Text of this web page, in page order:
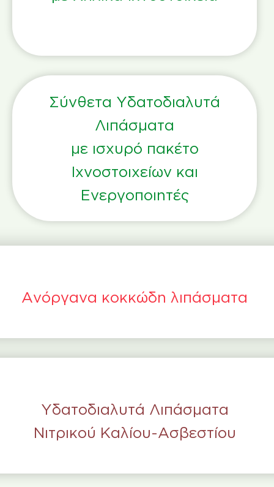
Σύνθετα Υδατοδιαλυτά
Λιπάσματα
με ισχυρό πακέτο
Ιχνοστοιχείων και
Ενεργοποιητές
Ανόργανα κοκκώδη λιπάσματα
Υδατοδιαλυτά Λιπάσματα
Νιτρικού Καλίου-Ασβεστίου